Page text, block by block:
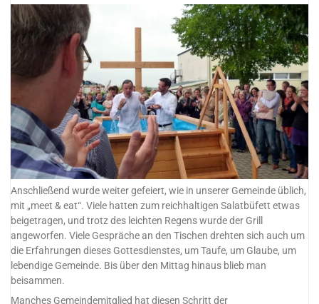
Anschließend wurde weiter gefeiert, wie in unserer Gemeinde üblich,
mit „meet & eat“. Viele hatten zum reichhaltigen Salatbüfett etwas
beigetragen, und trotz des leichten Regens wurde der Grill
angeworfen. Viele Gespräche an den Tischen drehten sich auch um
die Erfahrungen dieses Gottesdienstes, um Taufe, um Glaube, um
lebendige Gemeinde. Bis über den Mittag hinaus blieb man
beisammen.
Manches Gemeindemitglied hat diesen Schritt der